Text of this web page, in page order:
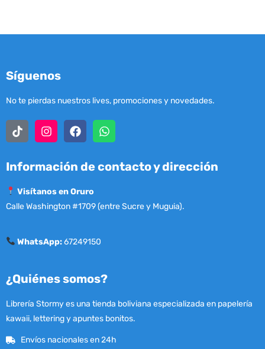
Síguenos
No te pierdas nuestros lives, promociones y novedades.
Información de contacto y dirección
Visítanos en Oruro
Calle Washington #1709 (entre Sucre y Muguia).
WhatsApp:67249150
¿Quiénes somos?
Librería Stormy es una tienda boliviana especializada en papelería
kawaii, lettering y apuntes bonitos.
Envíos nacionales en 24h